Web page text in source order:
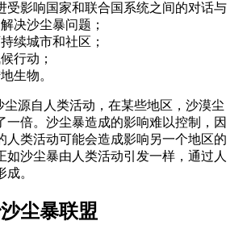
受影响国家和联合国系统之间的对话与
决沙尘暴问题；
续城市和社区；
行动；
生物。
尘源自人类活动，在某些地区，沙漠尘
一倍。沙尘暴造成的影响难以控制，因
人类活动可能会造成影响另一个地区的
如沙尘暴由人类活动引发一样，通过人
。
尘暴联盟